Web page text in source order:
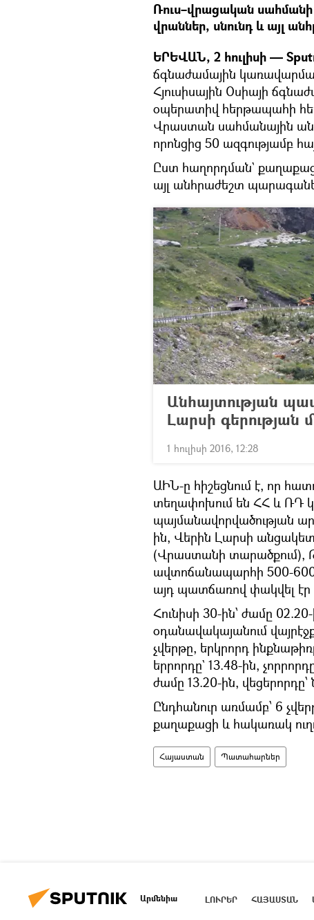
Ռուս–վրացական
վրաններ, սնունդ և այլ
ԵՐԵՎԱՆ, 2 հուլիսի —
ճգնաժամային
Հյուսիսային Օսիայի
օպերատիվ հերթապահի
Վրաստան սահմանային
որոնցից 50 ազգությամբ
Ըստ հաղորդման`
այլ անհրաժեշտ
Անհայտության
Լարսի գերության
1 հուլիսի 2016, 12:28
ԱԻՆ-ը հիշեցնում է, որ
տեղափոխում են ՀՀ և ՌԴ
պայմանավորվածության
ին, Վերին Լարսի
(Վրաստանի տարածքում),
ավտոճանապարհի 500-600
այդ պատճառով փակվել
Հունիսի 30-ին՝ ժամը
օդանավակայանում
չվերթը, երկրորդ
երրորդը` 13.48-ին,
ժամը 13.20-ին, վեցերորդը՝
Ընդհանուր առմամբ՝ 6
քաղաքացի և հակառակ
Հայաստան Պատահարներ
Արմենիա ԼՈՒՐԵՐ ՀԱՅԱՍՏԱՆ